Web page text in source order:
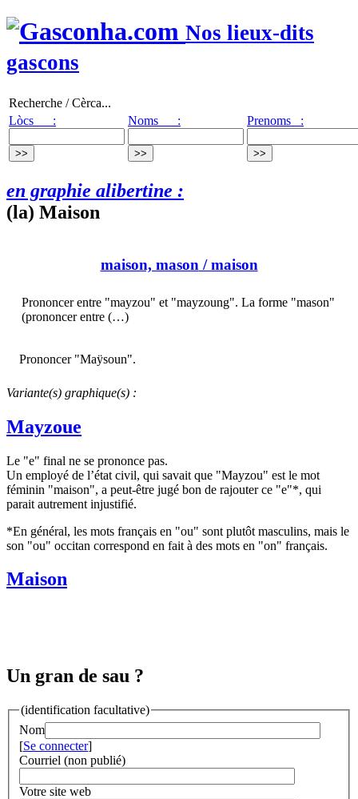
Nos lieux-dits
gascons
Recherche / Cèrca...
Lòcs :
Noms : Prenoms :
en graphie alibertine :
(la) Maison
maison, mason/ maison
Prononcer entre "mayzou" et "mayzoung". La forme "mason"
(prononcer entre (…)
Prononcer "Maÿsoun".
Variante(s) graphique(s) :
Mayzoue
Le "e" final ne se prononce pas.
Un employé de l’état civil, qui savait que "Mayzou" est le mot
féminin "maison", a peut-être jugé bon de rajouter ce "e"*, qui
parait autrement injustifié.
*En général, les mots français en "ou" sont plutôt masculins, mais le
son "ou" occitan correspond en fait à des mots en "on" français.
Maison
Un gran de sau ?
(identification facultative)
Nom
[Se connecter]
Courriel (non publié)
Votre site web